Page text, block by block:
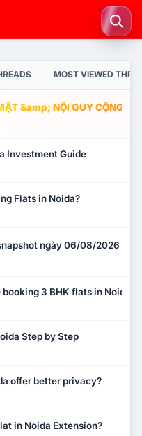
MOST VIEWED
&amp; NỘI QUY CỘNG
Investment Guide
Flats in Noida?
ngày 06/08/2026
3 BHK flats in Noida?
Step by Step
offer better privacy?
in Noida Extension?